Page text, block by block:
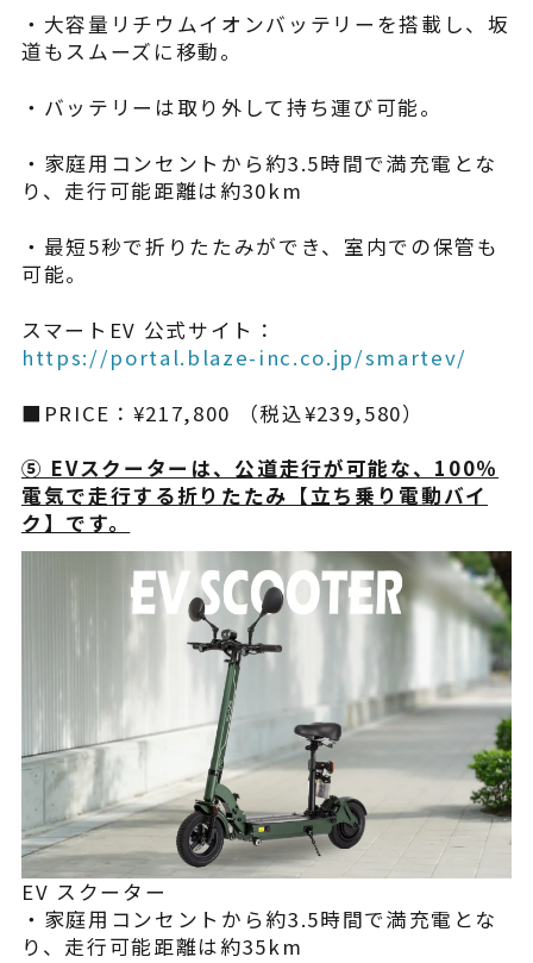
・大容量リチウムイオンバッテリーを搭載し、坂
道もスムーズに移動。
・バッテリーは取り外して持ち運び可能。
・家庭用コンセントから約3.5時間で満充電とな
り、走行可能距離は約30km
・最短5秒で折りたたみができ、室内での保管も
可能。​
スマートEV 公式サイト：
https://portal.blaze-inc.co.jp/smartev/
■PRICE：¥217,800 （税込¥239,580）
⑤ EVスクーターは、公道走行が可能な、100％
電気で走行する折りたたみ【立ち乗り電動バイ
ク】です。
EV スクーター
・家庭用コンセントから約3.5時間で満充電とな
り、走行可能距離は約35km